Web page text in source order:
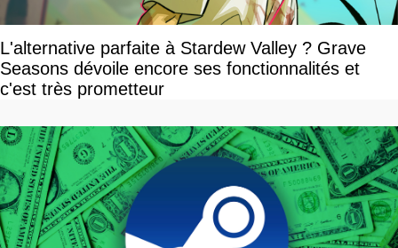
L'alternative parfaite à Stardew Valley ? Grave
Seasons dévoile encore ses fonctionnalités et
c'est très prometteur